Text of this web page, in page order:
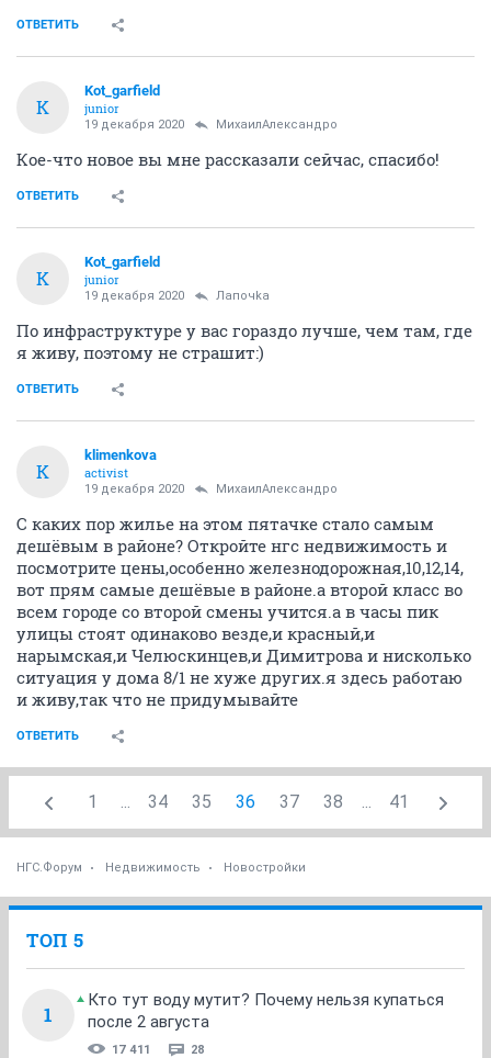
ОТВЕТИТЬ
K
Kot_garfield
junior
19 декабря 2020 МихаилАлександро
Кое-что новое вы мне рассказали сейчас, спасибо!
ОТВЕТИТЬ
K
Kot_garfield
junior
19 декабря 2020 Лапочkа
По инфраструктуре у вас гораздо лучше, чем там, где
я живу, поэтому не страшит:)
ОТВЕТИТЬ
K
klimenkova
activist
19 декабря 2020 МихаилАлександро
С каких пор жилье на этом пятачке стало самым
дешёвым в районе? Откройте нгс недвижимость и
посмотрите цены,особенно железнодорожная,10,12,14,
вот прям самые дешёвые в районе.а второй класс во
всем городе со второй смены учится.а в часы пик
улицы стоят одинаково везде,и красный,и
нарымская,и Челюскинцев,и Димитрова и нисколько
ситуация у дома 8/1 не хуже других.я здесь работаю
и живу,так что не придумывайте
ОТВЕТИТЬ
1 ... 34 35 36 37 38 ... 41
НГС.Форум Недвижимость Новостройки
ТОП 5
1
Кто тут воду мутит? Почему нельзя купаться
после 2 августа
17 411 28